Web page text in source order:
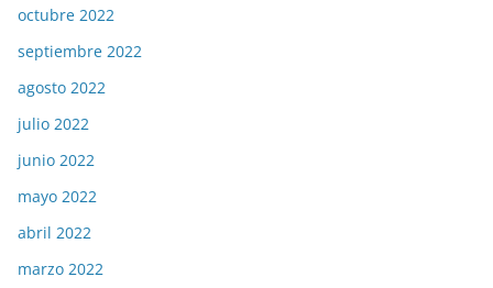
octubre 2022
septiembre 2022
agosto 2022
julio 2022
junio 2022
mayo 2022
abril 2022
marzo 2022